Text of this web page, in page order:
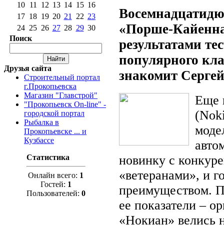
10
11 12 13 14 15 16
17 18 19 20 21 22 23
24 25 26 27 28 29 30
Поиск
Друзья сайта
Строительный портал
г.Прокопьевска
Магазин "Главстрой"
"Прокопьевск On-line" -
городской портал
Рыбалка в
Прокопьевске ... и
Кузбассе
Статистика
Онлайн всего: 1
Гостей: 1
Пользователей: 0
«Порше-
результатами
популярного
знакомит
Еще
новинку с
«ветеранами», и
преимуществом.
ее показатели –
«Нокиан» велись